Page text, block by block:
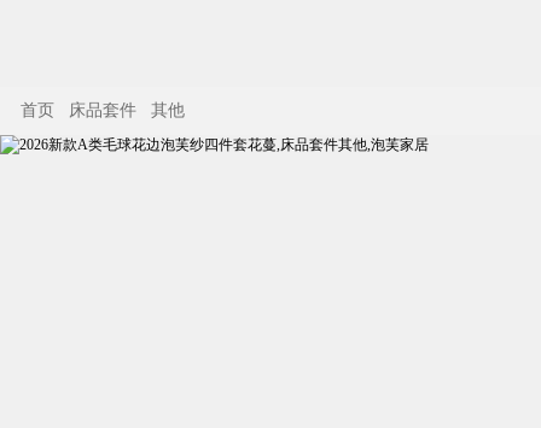
首页 床品套件 其他